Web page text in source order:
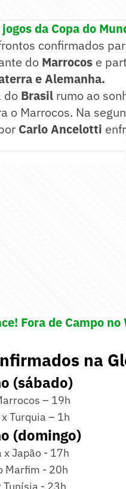
da Copa do
confirmados
do Marrocos e
e Alemanha.
do Brasil rumo ao
o Marrocos. Na
Carlo Ancelotti
Fora de Campo
na
(sábado)
– 19h
Turquia – 1h
(domingo)
x Japão - 17h
Marfim - 20h